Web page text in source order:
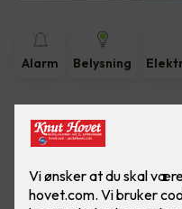
Alarm Belysning
Vis flerefiltre